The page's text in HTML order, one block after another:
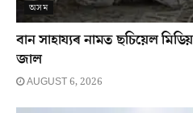
অসম
বান সাহায্যৰ নামত ছচিয়েল
জাল
AUGUST 6, 2026